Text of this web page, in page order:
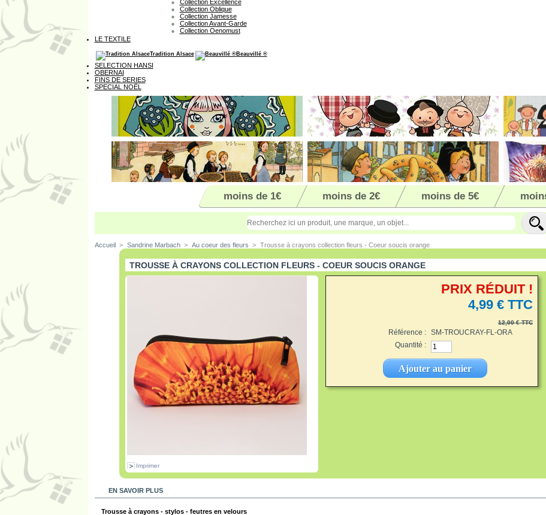
Collection Excellence
Collection Oblique
Collection Jamesse
Collection Avant-Garde
Collection Oenomust
LE TEXTILE
Tradition Alsace Beauvillé ®
SELECTION HANSI
OBERNAI
FINS DE SERIES
SPECIAL NOËL
moins de 1€ moins de 2€ moins de 5€
Accueil > Sandrine Marbach > Au coeur des fleurs > Trousse à crayons collection fleurs - Coeur soucis orange
TROUSSE À CRAYONS COLLECTION FLEURS - COEUR SOUCIS ORANGE
Imprimer
PRIX RÉDUIT !
4,99 €TTC
12,00 €TTC
Référence :
SM-TROUCRAY-FL-ORA
Quantité :
EN SAVOIR PLUS
Trousse à crayons - stylos - feutres en velours